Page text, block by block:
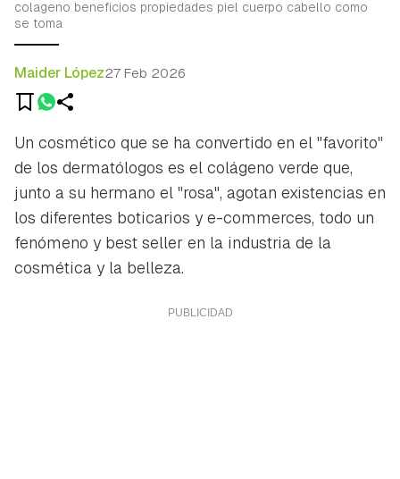
colageno beneficios propiedades piel cuerpo cabello como
se toma
Maider López27 Feb 2026
Un cosmético que se ha convertido en el "favorito"
de los dermatólogos es el colágeno verde que,
junto a su hermano el "rosa", agotan existencias en
los diferentes boticarios y e-commerces, todo un
fenómeno y best seller en la industria de la
cosmética y la belleza.